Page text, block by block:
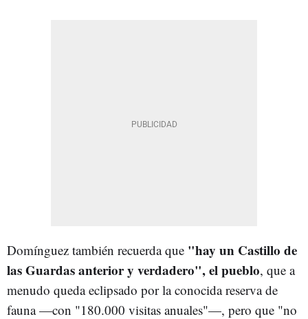
Domínguez también recuerda que "hay un Castillo de
las Guardas anterior y verdadero", el pueblo, que a
menudo queda eclipsado por la conocida reserva de
fauna —con "180.000 visitas anuales"—, pero que "no